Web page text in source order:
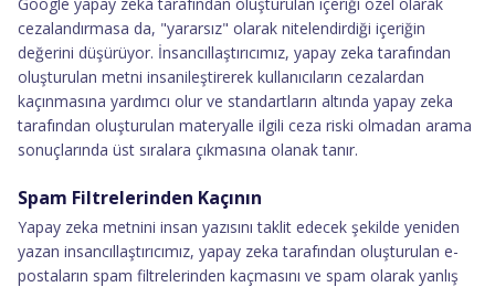
cezalandırmasa da, "yararsız" olarak nitelendirdiği içeriğin
değerini düşürüyor. İnsancıllaştırıcımız, yapay zeka tarafından
oluşturulan metni insanileştirerek kullanıcıların cezalardan
kaçınmasına yardımcı olur ve standartların altında yapay zeka
tarafından oluşturulan materyalle ilgili ceza riski olmadan arama
sonuçlarında üst sıralara çıkmasına olanak tanır.
Spam Filtrelerinden Kaçının
Yapay zeka metnini insan yazısını taklit edecek şekilde yeniden
yazan insancıllaştırıcımız, yapay zeka tarafından oluşturulan e-
postaların spam filtrelerinden kaçmasını ve spam olarak yanlış